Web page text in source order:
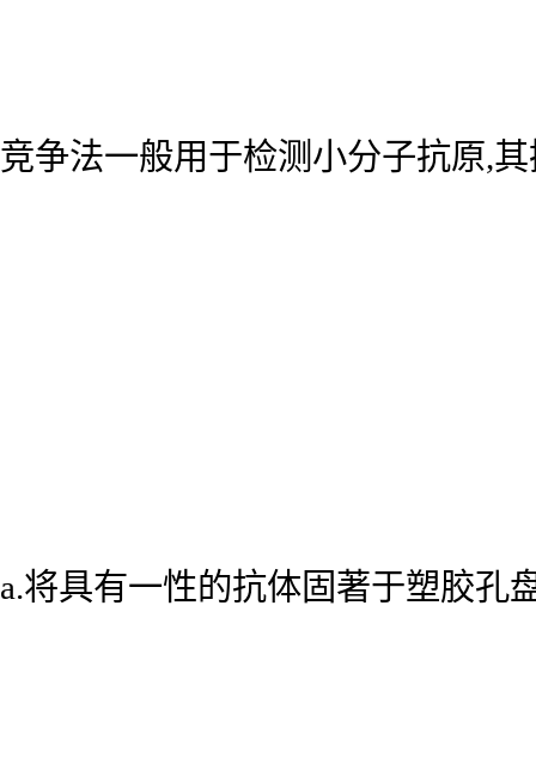
竞争法一般用于检测小分子抗原,
a.将具有一性的抗体固著于塑胶孔